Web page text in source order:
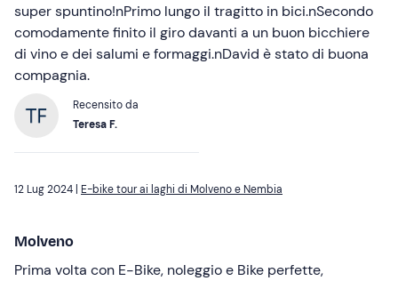
super spuntino!nPrimo lungo il tragitto in bici.nSecondo
comodamente finito il giro davanti a un buon bicchiere
di vino e dei salumi e formaggi.nDavid è stato di buona
compagnia.
Recensito da
Teresa F.
12 Lug 2024 | E-bike tour ai laghi di Molveno e Nembia
Molveno
Prima volta con E-Bike, noleggio e Bike perfette,